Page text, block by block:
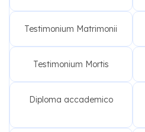
Testimonium Matrimonii
Testimonium Mortis
Diploma accademico